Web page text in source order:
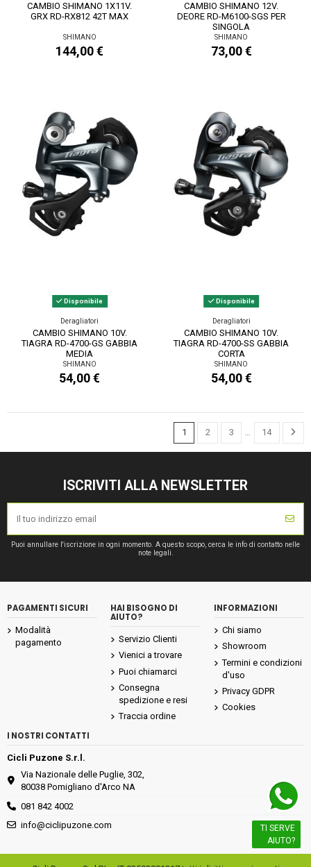
CAMBIO SHIMANO 1X11V.
GRX RD-RX812 42T MAX
SHIMANO
144,00 €
CAMBIO SHIMANO 12V.
DEORE RD-M6100-SGS PER
SINGOLA
SHIMANO
73,00 €
Disponibile
Deragliatori
CAMBIO SHIMANO 10V.
TIAGRA RD-4700-GS GABBIA
MEDIA
SHIMANO
54,00 €
Disponibile
Deragliatori
CAMBIO SHIMANO 10V.
TIAGRA RD-4700-SS GABBIA
CORTA
SHIMANO
54,00 €
1 2 3 … 14
ISCRIVITI ALLA NEWSLETTER
Puoi annullare l'iscrizione in ogni momento. A questo scopo, cerca le info di contatto nelle
note legali.
PAGAMENTI SICURI
Modalità
pagamento
HAI BISOGNO DI
AIUTO?
Servizio Clienti
Vienici a trovare
Puoi chiamarci
Consegna
spedizione e resi
Traccia ordine
INFORMAZIONI
Chi siamo
Showroom
Termini e condizioni
d'uso
Privacy GDPR
Cookies
I NOSTRI CONTATTI
Cicli Puzone S.r.l.
Via Nazionale delle Puglie, 302,
80038 Pomigliano d'Arco NA
081 842 4002
info@ciclipuzone.com
TI SERVE
AIUTO?